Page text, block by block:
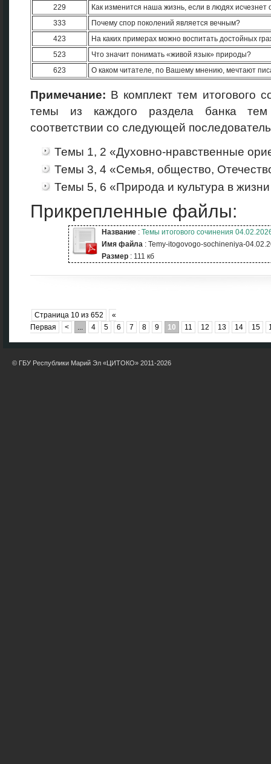
229
Как изменится наша жизнь, если в людях исчезнет
333
Почему спор поколений является вечным?
423
На каких примерах можно воспитать достойных
523
Что значит понимать «живой язык» природы?
623
О каком читателе, по Вашему мнению, мечтают
Примечание: В комплект тем итогового
темы из каждого раздела банка тем
соответствии со следующей
Темы 1, 2 «Духовно-нравственные
Темы 3, 4 «Семья, общество,
Темы 5, 6 «Природа и культура в
Прикрепленные файлы:
Название :Темы итогового сочинения
Имя файла : Temy-itogovogo-sochineniya-
Размер : 111 кб
Страница 10 из 652
«
Первая
< ... 4 5 6 7 8 9 10 11 12 13 14 15
© ГБУ Республики Марий Эл «ЦИТОКО» 2011-2026